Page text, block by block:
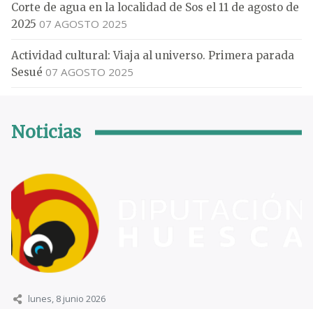
Corte de agua en la localidad de Sos el 11 de agosto de
2025 07 AGOSTO 2025
Actividad cultural: Viaja al universo. Primera parada
Sesué 07 AGOSTO 2025
Noticias
lunes, 8 junio 2026